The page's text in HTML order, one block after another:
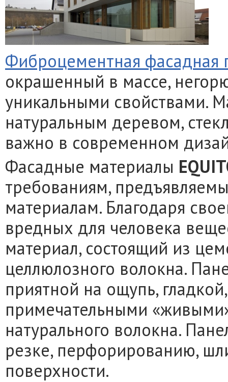
Фиброцементная фасадная
окрашенный в массе,
уникальными свойствами.
натуральным деревом,
важно в современном
Фасадные материалы
требованиям,
материалам. Благодаря
вредных для человека
материал, состоящий из
целлюлозного волокна.
приятной на ощупь,
примечательными
натурального волокна.
резке, перфорированию,
поверхности.